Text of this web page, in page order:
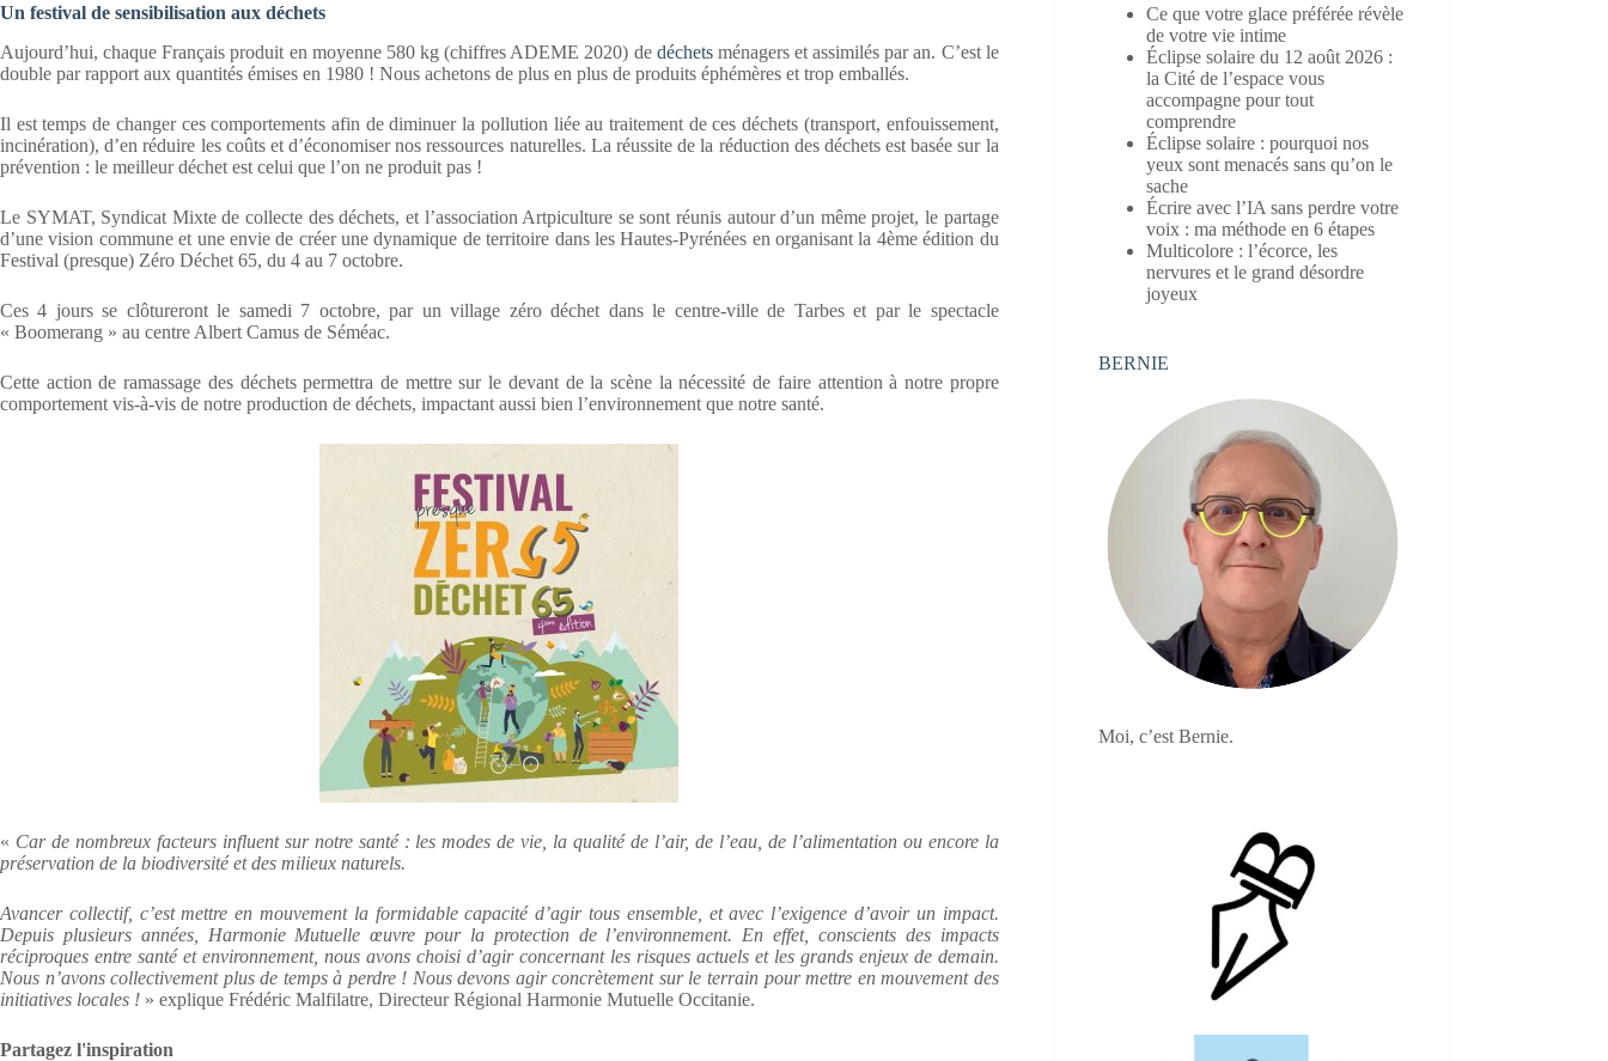
Un festival de sensibilisation aux déchets
Aujourd’hui, chaque Français produit en moyenne 580 kg (chiffres ADEME 2020) de déchetsménagers et assimilés par an. C’est le
double par rapport aux quantités émises en 1980 ! Nous achetons de plus en plus de produits éphémères et trop emballés.
Il est temps de changer ces comportements afin de diminuer la pollution liée au traitement de ces déchets (transport, enfouissement,
incinération), d’en réduire les coûts et d’économiser nos ressources naturelles. La réussite de la réduction des déchets est basée sur la
prévention : le meilleur déchet est celui que l’on ne produit pas !
Le SYMAT, Syndicat Mixte de collecte des déchets, et l’association Artpiculture se sont réunis autour d’un même projet, le partage
d’une vision commune et une envie de créer une dynamique de territoire dans les Hautes-Pyrénées en organisant la 4ème édition du
Festival (presque) Zéro Déchet 65, du 4 au 7 octobre.
Ces 4 jours se clôtureront le samedi 7 octobre, par un village zéro déchet dans le centre-ville de Tarbes et par le spectacle
« Boomerang » au centre Albert Camus de Séméac.
Cette action de ramassage des déchets permettra de mettre sur le devant de la scène la nécessité de faire attention à notre propre
comportement vis-à-vis de notre production de déchets, impactant aussi bien l’environnement que notre santé.
« Car de nombreux facteurs influent sur notre santé : les modes de vie, la qualité de l’air, de l’eau, de l’alimentation ou encore la
préservation de la biodiversité et des milieux naturels.
Avancer collectif, c’est mettre en mouvement la formidable capacité d’agir tous ensemble, et avec l’exigence d’avoir un impact.
Depuis plusieurs années, Harmonie Mutuelle œuvre pour la protection de l’environnement. En effet, conscients des impacts
réciproques entre santé et environnement, nous avons choisi d’agir concernant les risques actuels et les grands enjeux de demain.
Nous n’avons collectivement plus de temps à perdre ! Nous devons agir concrètement sur le terrain pour mettre en mouvement des
initiatives locales ! » explique Frédéric Malfilatre, Directeur Régional Harmonie Mutuelle Occitanie.
Partagez l'inspiration
Ce que votre glace préférée révèle
de votre vie intime
Éclipse solaire du 12 août 2026 :
la Cité de l’espace vous
accompagne pour tout
comprendre
Éclipse solaire : pourquoi nos
yeux sont menacés sans qu’on le
sache
Écrire avec l’IA sans perdre votre
voix : ma méthode en 6 étapes
Multicolore : l’écorce, les
nervures et le grand désordre
joyeux
BERNIE
Moi, c’est Bernie.